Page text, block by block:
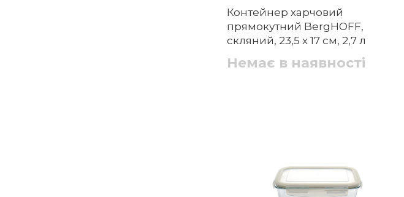
Контейнер харчовий
прямокутний BergHOFF,
скляний, 23,5 х 17 см, 2,7 л
Немає в наявності